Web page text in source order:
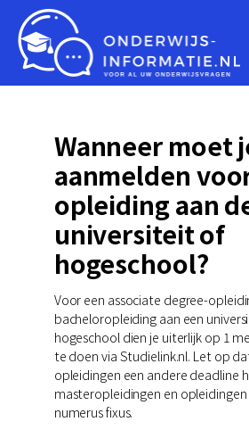
Wanneer moet
aanmelden
opleiding aan
universiteit of
hogeschool?
Voor een associate degree-
bacheloropleiding aan een
hogeschool dien je uiterlijk op 1
te doen via Studielink.nl. Let op
opleidingen een andere deadline
masteropleidingen en
numerus fixus.